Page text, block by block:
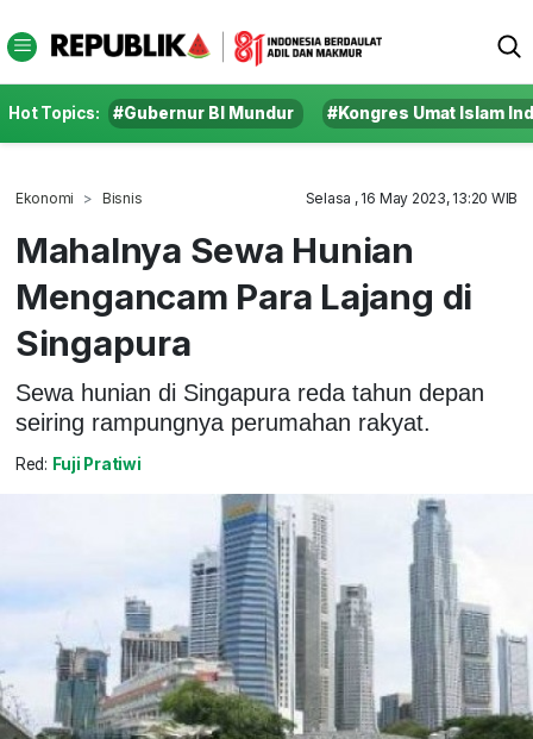
Hot Topics: #Gubernur BI Mundur #Kongres Umat Islam
Ekonomi Bisnis Selasa , 16 May 2023, 13:20 WIB
Mahalnya Sewa Hunian
Mengancam Para Lajang di
Singapura
Sewa hunian di Singapura reda tahun depan
seiring rampungnya perumahan rakyat.
Red: Fuji Pratiwi